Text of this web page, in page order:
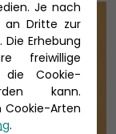
Je nach
an Dritte zur
Erhebung
freiwillige
Cookie-
kann.
Cookie-Arten
.